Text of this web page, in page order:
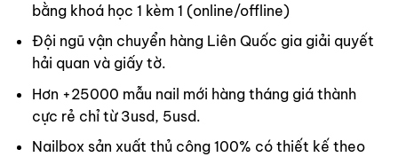
bằng khoá học 1 kèm 1 (online/offline)
Đội ngũ vận chuyển hàng Liên Quốc gia giải quyết
hải quan và giấy tờ.
Hơn +25000 mẫu nail mới hàng tháng giá thành
cực rẻ chỉ từ 3usd, 5usd.
Nailbox sản xuất thủ công 100% có thiết kế theo